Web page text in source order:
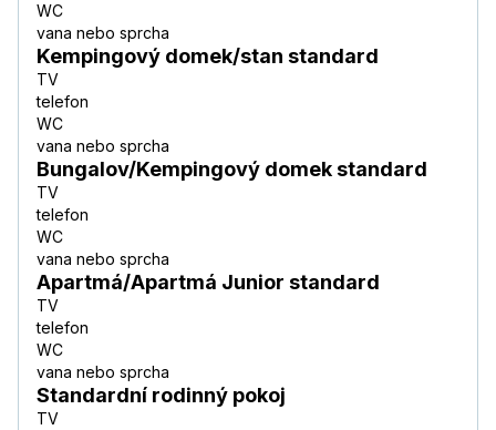
WC
vana nebo sprcha
Kempingový domek/stan standard
TV
telefon
WC
vana nebo sprcha
Bungalov/Kempingový domek standard
TV
telefon
WC
vana nebo sprcha
Apartmá/Apartmá Junior standard
TV
telefon
WC
vana nebo sprcha
Standardní rodinný pokoj
TV